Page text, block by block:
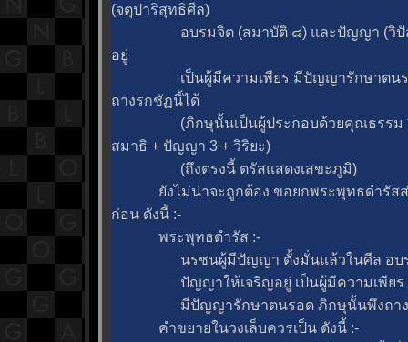
(จตุปาริสุทธิศีล)
อบรมจิต (สมาบัติ ๘) และปัญญา (วิปัส
อยู่
เป็นผู้มีความเพียร มีปัญญารักษาตนร
ถางรกชัฏนี้ได้
(ภิกษุนั้นเป็นผู้ประกอบด้วยคุณธรรม ๖
สมาธิ + ปัญญา 3 + วิริยะ)
(ถึงตรงนี้ ตรัสแสดงเสขะภูมิ)
งไม่น่าจะถูกต้อง ขอยกพระพุทธดำรัสส่
ก่อน ดังนี้ :-
พระพุทธดำรัส :-
นรชนผู้มีปัญญา ตั้งมั่นแล้วในศีล อบร
ปัญญาให้เจริญอยู่ เป็นผู้มีความเพียร
มีปัญญารักษาตนรอด ภิกษุนั้นพึงถาง
คำขยายในวงเล็บควรเป็น ดังนี้ :-